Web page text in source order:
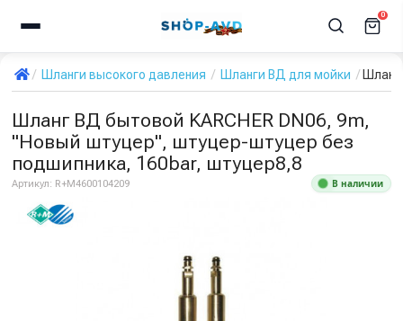
0
Шланги высокого давления Шланги ВД для мойки Шланг
Шланг ВД бытовой KARCHER DN06, 9m,
"Новый штуцер", штуцер-штуцер без
подшипника, 160bar, штуцер8,8
Артикул: R+M4600104209 В наличии